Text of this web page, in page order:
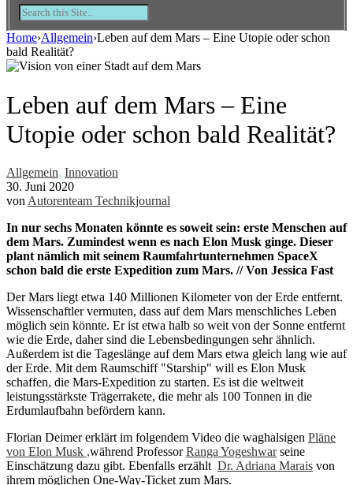
Home›Allgemein›Leben auf dem Mars – Eine Utopie oder schon
bald Realität?
Leben auf dem Mars – Eine
Utopie oder schon bald Realität?
Allgemein, Innovation
30. Juni 2020
von Autorenteam Technikjournal
In nur sechs Monaten könnte es soweit sein: erste Menschen auf
dem Mars. Zumindest wenn es nach Elon Musk ginge. Dieser
plant nämlich mit seinem Raumfahrtunternehmen SpaceX
schon bald die erste Expedition zum Mars. // Von Jessica Fast
Der Mars liegt etwa 140 Millionen Kilometer von der Erde entfernt.
Wissenschaftler vermuten, dass auf dem Mars menschliches Leben
möglich sein könnte. Er ist etwa halb so weit von der Sonne entfernt
wie die Erde, daher sind die Lebensbedingungen sehr ähnlich.
Außerdem ist die Tageslänge auf dem Mars etwa gleich lang wie auf
der Erde. Mit dem Raumschiff "Starship" will es Elon Musk
schaffen, die Mars-Expedition zu starten. Es ist die weltweit
leistungsstärkste Trägerrakete, die mehr als 100 Tonnen in die
Erdumlaufbahn befördern kann.
Florian Deimer erklärt im folgendem Video die waghalsigen Pläne
von Elon Musk ,während ProfessorRanga Yogeshwarseine
Einschätzung dazu gibt. Ebenfalls erzählt Dr. Adriana Marais von
ihrem möglichen One-Way-Ticket zum Mars.